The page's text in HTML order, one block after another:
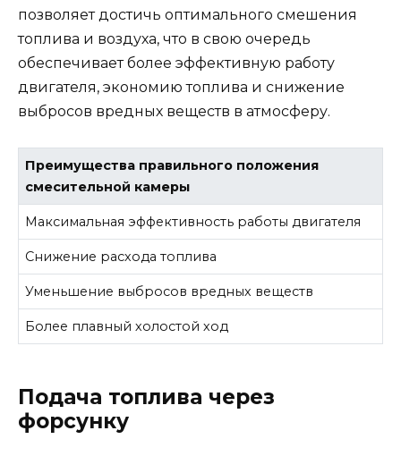
позволяет достичь оптимального смешения
топлива и воздуха, что в свою очередь
обеспечивает более эффективную работу
двигателя, экономию топлива и снижение
выбросов вредных веществ в атмосферу.
Преимущества правильного положения
смесительной камеры
Максимальная эффективность работы двигателя
Снижение расхода топлива
Уменьшение выбросов вредных веществ
Более плавный холостой ход
Подача топлива через
форсунку